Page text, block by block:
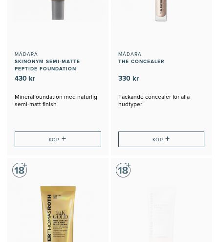
MÁDARA
SKINONYM SEMI-MATTE
PEPTIDE FOUNDATION
430 kr
Mineralfoundation med naturlig
semi-matt finish
KÖP+
MÁDARA
THE CONCEALER
330 kr
Täckande concealer för alla
hudtyper
KÖP +